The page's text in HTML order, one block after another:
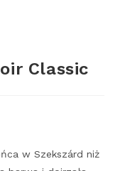
Classic
w Szekszárd niż